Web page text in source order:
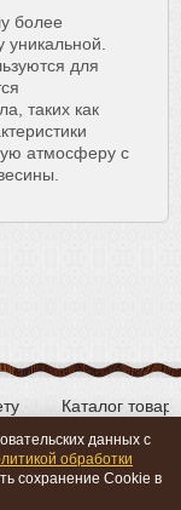
более
для
таких как
атмосферу с
Каталог
данных с
обработки
сохранение Cookie в